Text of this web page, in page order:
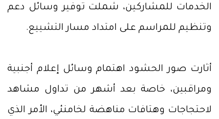
الخدمات للمشاركين، شملت توفير وسائل دعم
وتنظيم للمراسم على امتداد مسار التشييع.
أثارت صور الحشود اهتمام وسائل إعلام أجنبية
ومراقبين، خاصة بعد أشهر من تداول مشاهد
لاحتجاجات وهتافات مناهضة لخامنئي، الأمر الذي